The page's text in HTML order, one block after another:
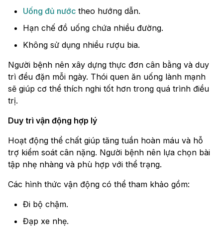
Uống đủ nước theo hướng dẫn.
Hạn chế đồ uống chứa nhiều đường.
Không sử dụng nhiều rượu bia.
Người bệnh nên xây dựng thực đơn cân bằng và duy
trì đều đặn mỗi ngày. Thói quen ăn uống lành mạnh
sẽ giúp cơ thể thích nghi tốt hơn trong quá trình điều
trị.
Duy trì vận động hợp lý
Hoạt động thể chất giúp tăng tuần hoàn máu và hỗ
trợ kiểm soát cân nặng. Người bệnh nên lựa chọn bài
tập nhẹ nhàng và phù hợp với thể trạng.
Các hình thức vận động có thể tham khảo gồm:
Đi bộ chậm.
Đạp xe nhẹ.